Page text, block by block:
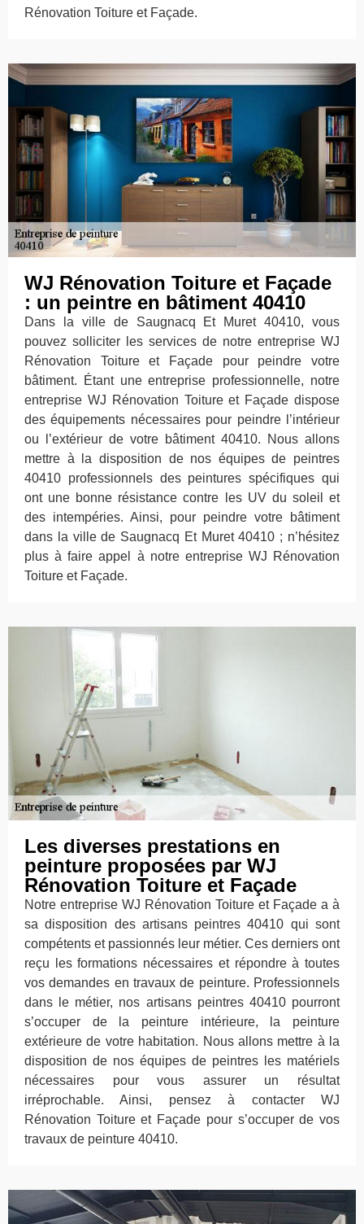
Rénovation Toiture et Façade.
WJ Rénovation Toiture et Façade
: un peintre en bâtiment 40410
Dans la ville de Saugnacq Et Muret 40410, vous
pouvez solliciter les services de notre entreprise WJ
Rénovation Toiture et Façade pour peindre votre
bâtiment. Étant une entreprise professionnelle, notre
entreprise WJ Rénovation Toiture et Façade dispose
des équipements nécessaires pour peindre l’intérieur
ou l’extérieur de votre bâtiment 40410. Nous allons
mettre à la disposition de nos équipes de peintres
40410 professionnels des peintures spécifiques qui
ont une bonne résistance contre les UV du soleil et
des intempéries. Ainsi, pour peindre votre bâtiment
dans la ville de Saugnacq Et Muret 40410 ; n’hésitez
plus à faire appel à notre entreprise WJ Rénovation
Toiture et Façade.
Les diverses prestations en
peinture proposées par WJ
Rénovation Toiture et Façade
Notre entreprise WJ Rénovation Toiture et Façade a à
sa disposition des artisans peintres 40410 qui sont
compétents et passionnés leur métier. Ces derniers ont
reçu les formations nécessaires et répondre à toutes
vos demandes en travaux de peinture. Professionnels
dans le métier, nos artisans peintres 40410 pourront
s’occuper de la peinture intérieure, la peinture
extérieure de votre habitation. Nous allons mettre à la
disposition de nos équipes de peintres les matériels
nécessaires pour vous assurer un résultat
irréprochable. Ainsi, pensez à contacter WJ
Rénovation Toiture et Façade pour s’occuper de vos
travaux de peinture 40410.